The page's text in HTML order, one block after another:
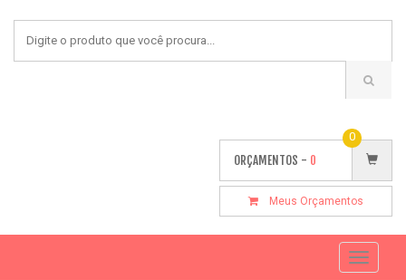
ORÇAMENTOS - 0
0
Meus Orçamentos
Toggle